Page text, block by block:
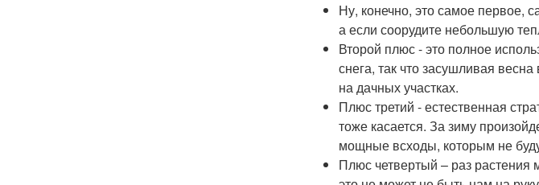
Ну, конечно, это самое первое,
а если соорудите небольшую
Второй плюс - это полное
снега, так что засушливая
на дачных участках.
Плюс третий - естественная
тоже касается. За зиму
мощные всходы, которым не
Плюс четвертый – раз растения